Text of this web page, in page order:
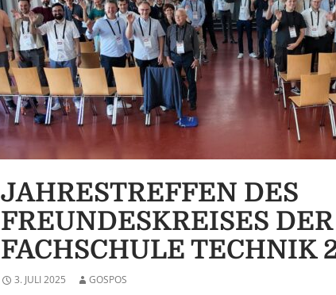
JAHRESTREFFEN DES
FREUNDESKREISES DER
FACHSCHULE TECHNIK
3. JULI 2025 GOSPOS